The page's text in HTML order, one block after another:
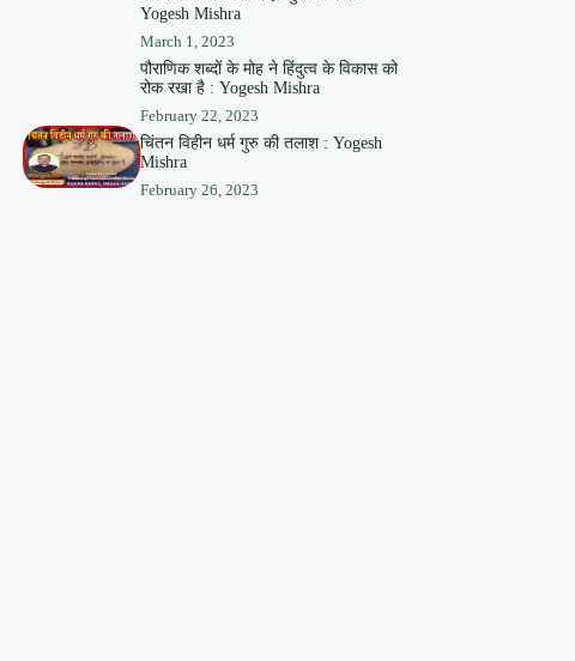
Yogesh Mishra
March 1, 2023
पौराणिक शब्दों के मोह ने हिंदुत्व के विकास को
रोक रखा है : Yogesh Mishra
February 22, 2023
चिंतन विहीन धर्म गुरु की तलाश : Yogesh
Mishra
February 26, 2023